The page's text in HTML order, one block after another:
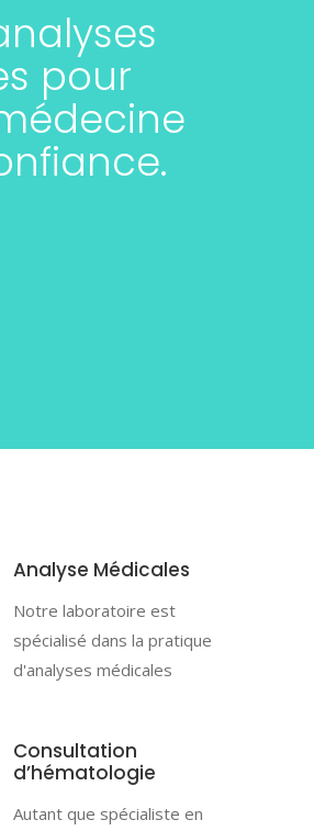
pour
Analyse Médicales
Notre laboratoire est
spécialisé dans la pratique
d'analyses médicales
Consultation
d’hématologie
Autant que spécialiste en